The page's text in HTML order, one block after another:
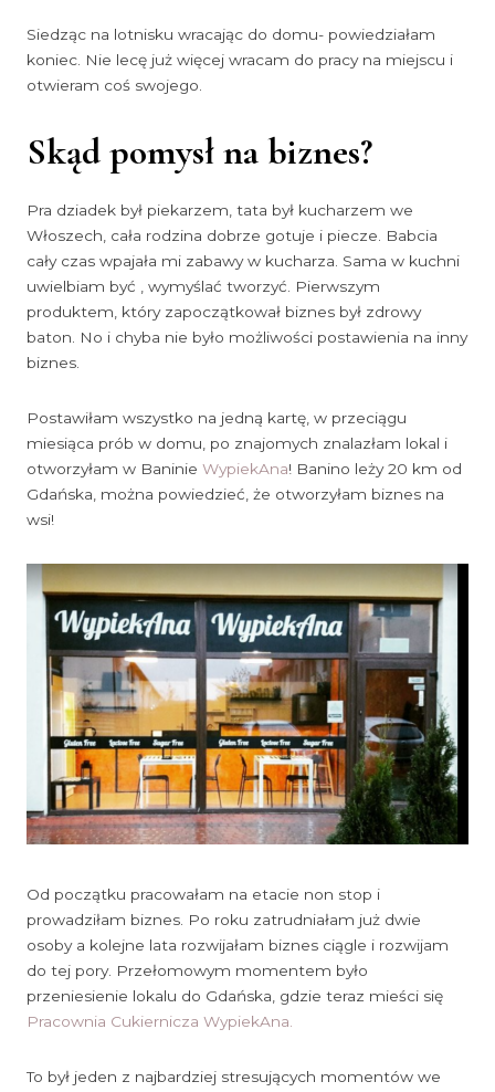
Siedząc na lotnisku wracając do domu- powiedziałam
koniec. Nie lecę już więcej wracam do pracy na miejscu i
otwieram coś swojego.
Skąd pomysł na biznes?
Pra dziadek był piekarzem, tata był kucharzem we
Włoszech, cała rodzina dobrze gotuje i piecze. Babcia
cały czas wpajała mi zabawy w kucharza. Sama w kuchni
uwielbiam być , wymyślać tworzyć. Pierwszym
produktem, który zapoczątkował biznes był zdrowy
baton. No i chyba nie było możliwości postawienia na inny
biznes.
Postawiłam wszystko na jedną kartę, w przeciągu
miesiąca prób w domu, po znajomych znalazłam lokal i
otworzyłam w Baninie WypiekAna! Banino leży 20 km od
Gdańska, można powiedzieć, że otworzyłam biznes na
wsi!
Od początku pracowałam na etacie non stop i
prowadziłam biznes. Po roku zatrudniałam już dwie
osoby a kolejne lata rozwijałam biznes ciągle i rozwijam
do tej pory. Przełomowym momentem było
przeniesienie lokalu do Gdańska, gdzie teraz mieści się
Pracownia Cukiernicza WypiekAna.
To był jeden z najbardziej stresujących momentów we